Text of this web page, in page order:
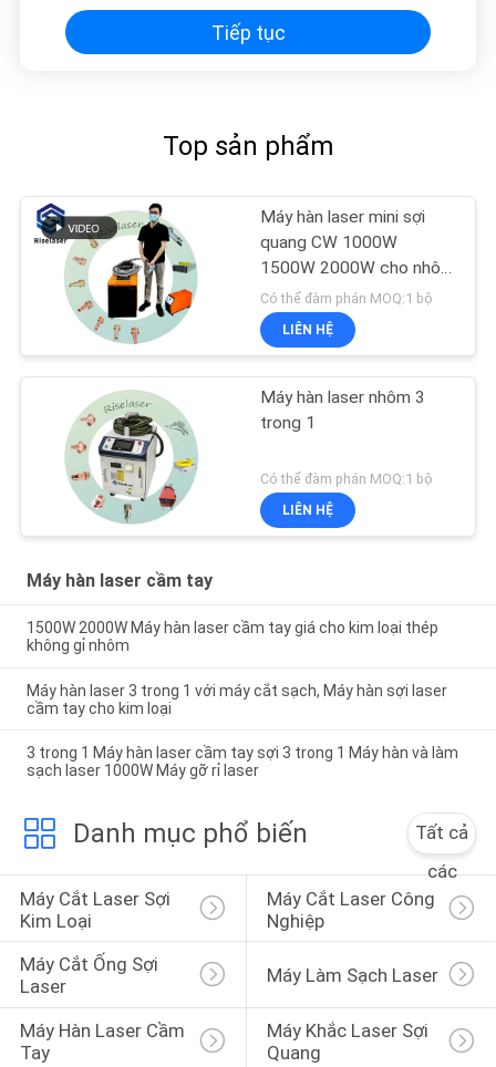
Tiếp tục
Top sản phẩm
Máy hàn laser mini sợi
quang CW 1000W
1500W 2000W cho nhôm
đồng SS
Có thể đàm phán MOQ:1 bộ
LIÊN HỆ
Máy hàn laser nhôm 3
trong 1
Có thể đàm phán MOQ:1 bộ
LIÊN HỆ
Máy hàn laser cầm tay
1500W 2000W Máy hàn laser cầm tay giá cho kim loại thép
không gỉ nhôm
Máy hàn laser 3 trong 1 với máy cắt sạch, Máy hàn sợi laser
cầm tay cho kim loại
3 trong 1 Máy hàn laser cầm tay sợi 3 trong 1 Máy hàn và làm
sạch laser 1000W Máy gỡ rỉ laser
Danh mục phổ biến
Tất cả
các
Máy Cắt Laser Sợi
Kim Loại
Máy Cắt Laser Công
Nghiệp
Máy Cắt Ống Sợi
Laser
Máy Làm Sạch Laser
Máy Hàn Laser Cầm
Tay
Máy Khắc Laser Sợi
Quang